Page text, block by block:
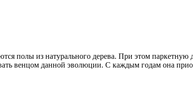
полы из натурального дерева. При этом
венцом данной эволюции. С каждым годам она